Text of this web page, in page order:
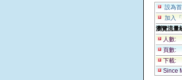
設為
加入
瀏覽流量
人數:
頁數:
下載:
Since